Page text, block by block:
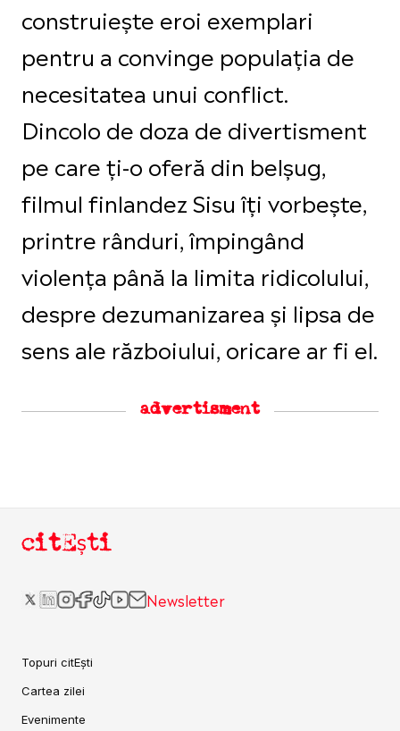
construiește eroi exemplari
pentru a convinge populația de
necesitatea unui conflict.
Dincolo de doza de divertisment
pe care ți-o oferă din belșug,
filmul finlandez Sisu îți vorbește,
printre rânduri, împingând
violența până la limita ridicolului,
despre dezumanizarea și lipsa de
sens ale războiului, oricare ar fi el.
advertisment
citEști
Newsletter
Topuri citEști
Cartea zilei
Evenimente